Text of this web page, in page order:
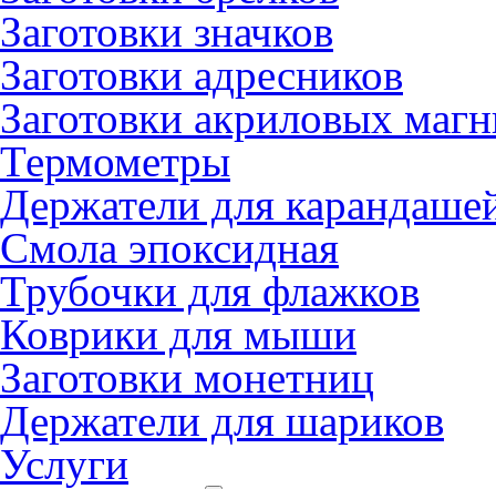
Заготовки значков
Заготовки адресников
Заготовки акриловых
Термометры
Держатели для
Смола эпоксидная
Трубочки для флажков
Коврики для мыши
Заготовки монетниц
Держатели для шариков
Услуги